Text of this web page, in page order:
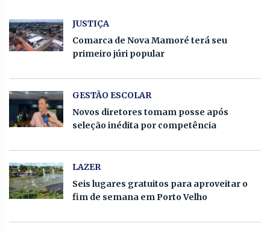
JUSTIÇA
Comarca de Nova Mamoré terá seu
primeiro júri popular
GESTÃO ESCOLAR
Novos diretores tomam posse após
seleção inédita por competência
LAZER
Seis lugares gratuitos para aproveitar o
fim de semana em Porto Velho